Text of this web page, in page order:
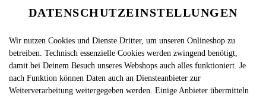
DATENSCHUTZEINSTELLUNGEN
Wir nutzen Cookies und Dienste Dritter, um unseren Onlineshop zu
betreiben. Technisch essenzielle Cookies werden zwingend benötigt,
damit bei Deinem Besuch unseres Webshops auch alles funktioniert. Je
nach Funktion können Daten auch an Diensteanbieter zur
Weiterverarbeitung weitergegeben werden. Einige Anbieter übermitteln